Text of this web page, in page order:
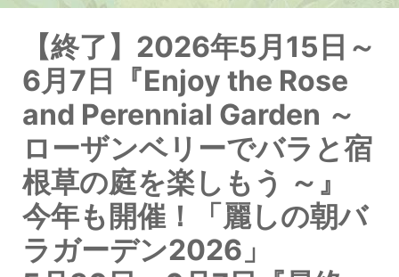
【終了】2026年5月15日～
6月7日『Enjoy the Rose
and Perennial Garden ～
ローザンベリーでバラと宿
根草の庭を楽しもう ～』
今年も開催！「麗しの朝バ
ラガーデン2026」